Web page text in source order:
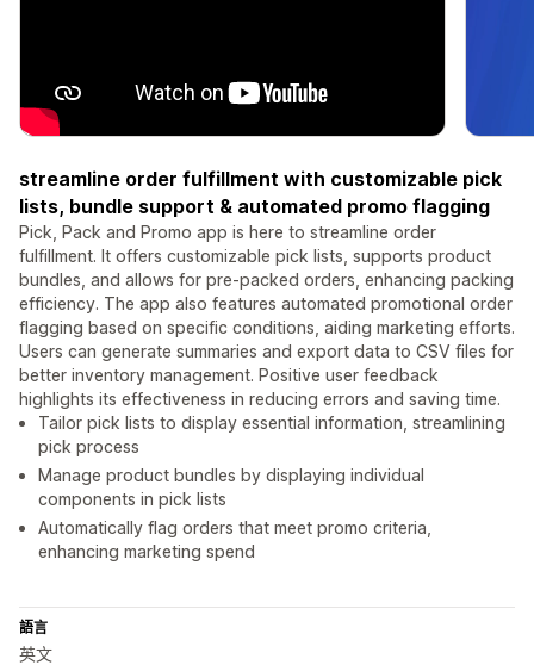
streamline order fulfillment with customizable pick
lists, bundle support & automated promo flagging
​Pick, Pack and Promo app is here to streamline order
fulfillment. It offers customizable pick lists, supports product
bundles, and allows for pre-packed orders, enhancing packing
efficiency. The app also features automated promotional order
flagging based on specific conditions, aiding marketing efforts.
Users can generate summaries and export data to CSV files for
better inventory management. Positive user feedback
highlights its effectiveness in reducing errors and saving time.
Tailor pick lists to display essential information, streamlining
pick process
Manage product bundles by displaying individual
components in pick lists
Automatically flag orders that meet promo criteria,
enhancing marketing spend
語言
英文